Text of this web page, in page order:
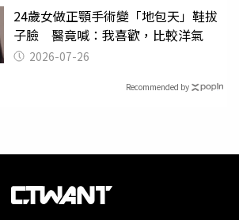
24歲女做正顎手術變「地包天」鞋拔
子臉 醫竟喊：我喜歡，比較洋氣
2026-07-26
Recommended by